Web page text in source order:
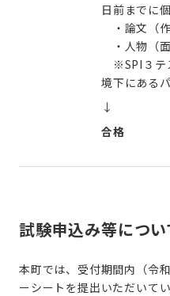
日前までに
・論文（
・人物（
※SPI３テ
境下にある
↓
合格
試験申込み等につい
本町では、受付期間内（令
ーシートを提出いただいてい